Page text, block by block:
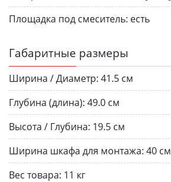
Площадка под смеситель: есть
Габаритные размеры
Ширина / Диаметр: 41.5 см
Глубина (длина): 49.0 см
Высота / Глубина: 19.5 см
Ширина шкафа для монтажа: 40 см
Вес товара: 11 кг